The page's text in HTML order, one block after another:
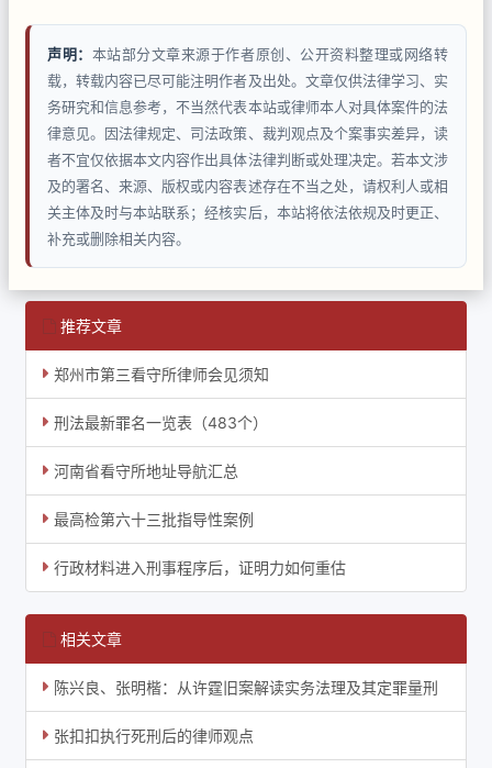
声明： 本站部分文章来源于作者原创、公开资料整理或网络转
载，转载内容已尽可能注明作者及出处。文章仅供法律学习、实
务研究和信息参考，不当然代表本站或律师本人对具体案件的法
律意见。因法律规定、司法政策、裁判观点及个案事实差异，读
者不宜仅依据本文内容作出具体法律判断或处理决定。若本文涉
及的署名、来源、版权或内容表述存在不当之处，请权利人或相
关主体及时与本站联系；经核实后，本站将依法依规及时更正、
补充或删除相关内容。
推荐文章
郑州市第三看守所律师会见须知
刑法最新罪名一览表（483个）
河南省看守所地址导航汇总
最高检第六十三批指导性案例
行政材料进入刑事程序后，证明力如何重估
相关文章
陈兴良、张明楷：从许霆旧案解读实务法理及其定罪量刑
张扣扣执行死刑后的律师观点